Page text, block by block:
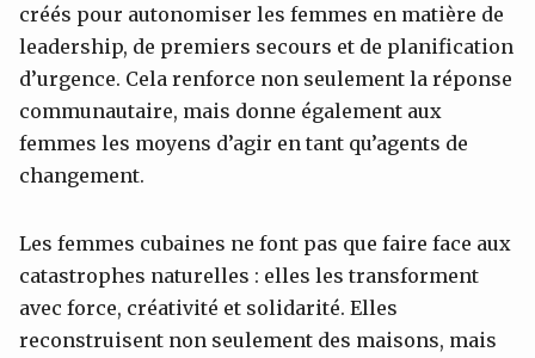
créés pour autonomiser les femmes en matière de
leadership, de premiers secours et de planification
d’urgence. Cela renforce non seulement la réponse
communautaire, mais donne également aux
femmes les moyens d’agir en tant qu’agents de
changement.
Les femmes cubaines ne font pas que faire face aux
catastrophes naturelles : elles les transforment
avec force, créativité et solidarité. Elles
reconstruisent non seulement des maisons, mais